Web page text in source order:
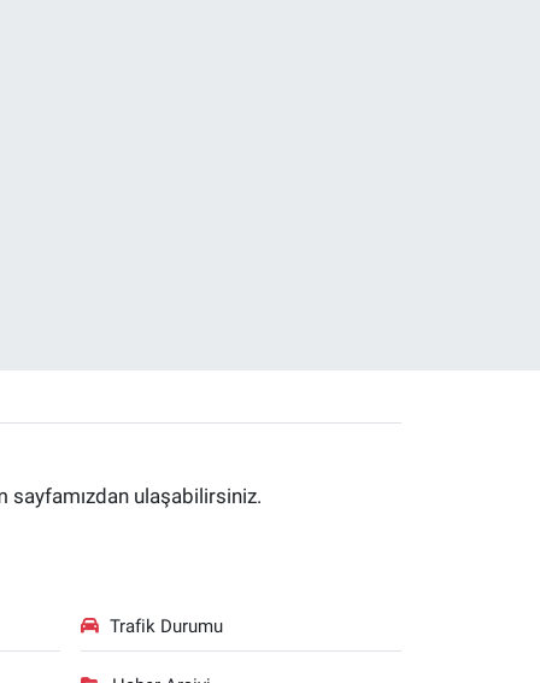
sayfamızdan ulaşabilirsiniz.
Trafik Durumu